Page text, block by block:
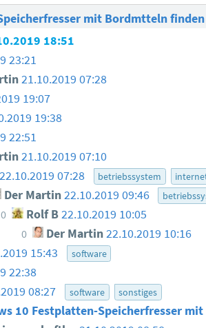
mit Bordmtteln finden
18:51
23:21
21.10.2019 07:28
19:07
19:38
22:51
21.10.2019 07:10
22.10.2019 07:28 betriebssystem
Der Martin 22.10.2019 09:46
0 Rolf B22.10.2019 10:05
0 Der Martin22.10.2019 10:16
15:43 software
22:38
08:27 software sonstiges
10 Festplatten-Speicherfresser